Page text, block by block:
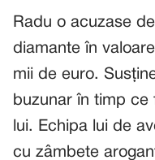
Radu o acuzase
diamante în
mii de euro.
buzunar în timp ce
lui. Echipa lui de
cu zâmbete